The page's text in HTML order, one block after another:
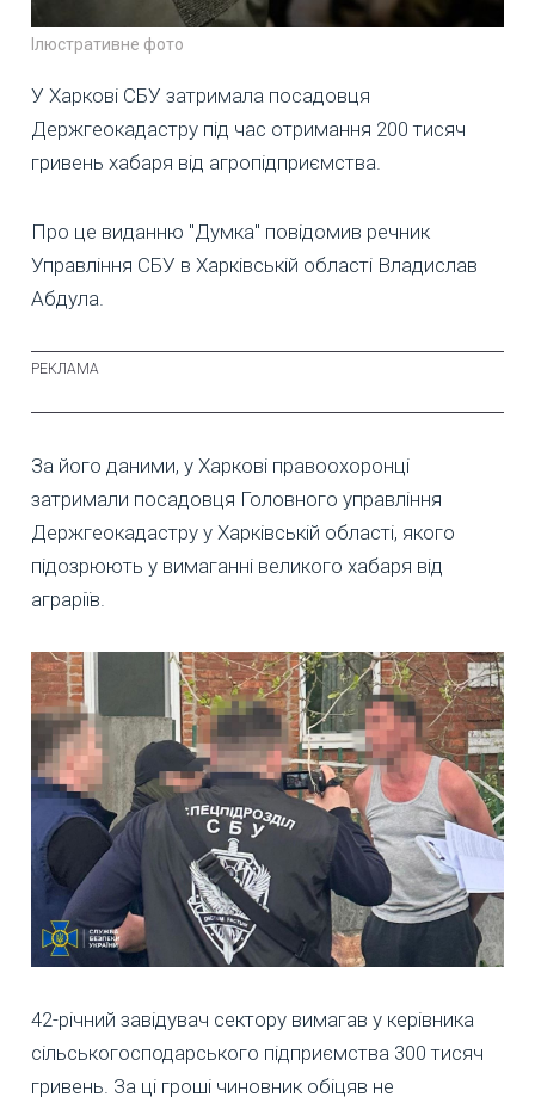
Ілюстративне фото
У Харкові СБУ затримала посадовця
Держгеокадастру під час отримання 200 тисяч
гривень хабаря від агропідприємства.
Про це виданню "Думка" повідомив речник
Управління СБУ в Харківській області Владислав
Абдула.
За його даними, у Харкові правоохоронці
затримали посадовця Головного управління
Держгеокадастру у Харківській області, якого
підозрюють у вимаганні великого хабаря від
аграріїв.
42-річний завідувач сектору вимагав у керівника
сільськогосподарського підприємства 300 тисяч
гривень. За ці гроші чиновник обіцяв не